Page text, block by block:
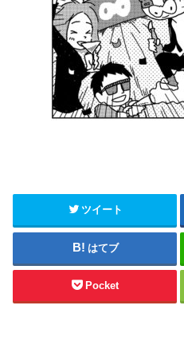
ツイート
はてブ
Pocket